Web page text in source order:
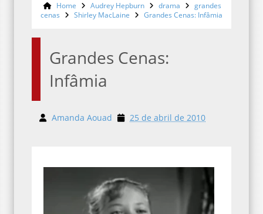
Home Audrey Hepburn drama
grandes
cenas
Shirley MacLaine Grandes Cenas: Infâmia
Grandes Cenas:
Infâmia
Amanda Aouad 25 de abril de 2010